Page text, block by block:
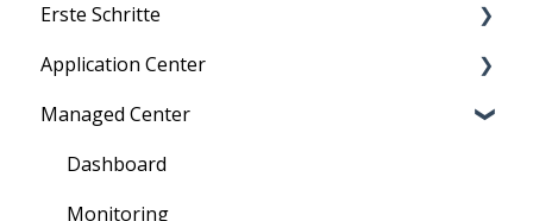
Erste Schritte
Migration zu maxcluster
Nutzerverwaltung
Zugriff
Information für Neukunden
Application Center
Persönliche Daten
Übersicht über Kunden, Cluster und mehr
Verträge: Bestellung und Kündigung
Managed Center
Dashboard
Monitoring